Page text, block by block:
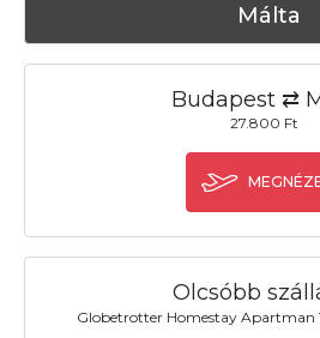
Málta
Budapest ⇄
27.800 Ft
Olcsóbb
Globetrotter Homestay Apartman